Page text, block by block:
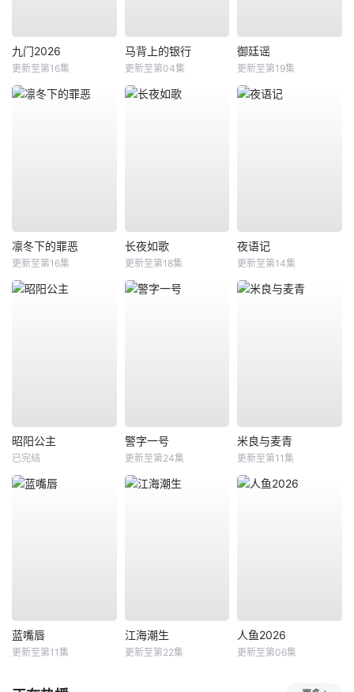
九门2026
更新至第16集
马背上的银行
更新至第04集
御廷谣
更新至第19集
凛冬下的罪恶
更新至第16集
长夜如歌
更新至第18集
夜语记
更新至第14集
昭阳公主
已完结
警字一号
更新至第24集
米良与麦青
更新至第11集
蓝嘴唇
更新至第11集
江海潮生
更新至第22集
人鱼2026
更新至第06集